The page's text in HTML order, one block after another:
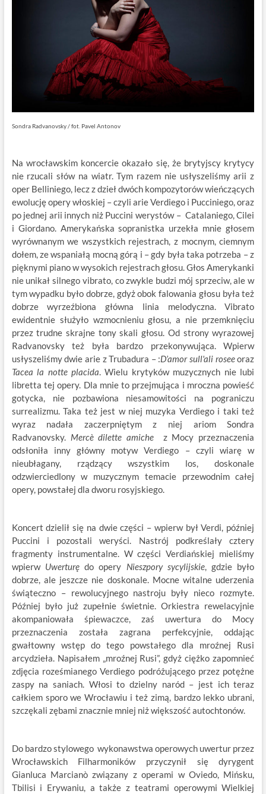
Sondra Radvanovsky / fot. Pavel Antonov
Na wrocławskim koncercie okazało się, że brytyjscy krytycy
nie rzucali słów na wiatr. Tym razem nie usłyszeliśmy arii z
oper Belliniego, lecz z dzieł dwóch kompozytorów wieńczących
ewolucję opery włoskiej – czyli arie Verdiego i Pucciniego, oraz
po jednej arii innych niż Puccini werystów – Catalaniego, Cilei
i Giordano. Amerykańska sopranistka urzekła mnie głosem
wyrównanym we wszystkich rejestrach, z mocnym, ciemnym
dołem, ze wspaniałą mocną górą i – gdy była taka potrzeba – z
pięknymi piano w wysokich rejestrach głosu. Głos Amerykanki
nie unikał silnego vibrato, co zwykle budzi mój sprzeciw, ale w
tym wypadku było dobrze, gdyż obok falowania głosu była też
dobrze wyrzeźbiona główna linia melodyczna. Vibrato
ewidentnie służyło wzmocnieniu głosu, a nie przemknięciu
przez trudne skrajne tony skali głosu. Od strony wyrazowej
Radvanovsky też była bardzo przekonywująca. Wpierw
usłyszeliśmy dwie arie z Trubadura – :D’amor sull'ali roseeoraz
Tacea la notte placida. Wielu krytyków muzycznych nie lubi
libretta tej opery. Dla mnie to przejmująca i mroczna powieść
gotycka, nie pozbawiona niesamowitości na pograniczu
surrealizmu. Taka też jest w niej muzyka Verdiego i taki też
wyraz nadała zaczerpniętym z niej ariom Sondra
Radvanovsky. Mercè dilette amiche z Mocy przeznaczenia
odsłoniła inny główny motyw Verdiego – czyli wiarę w
nieubłagany, rządzący wszystkim los, doskonale
odzwierciedlony w muzycznym temacie przewodnim całej
opery, powstałej dla dworu rosyjskiego.
Koncert dzielił się na dwie części – wpierw był Verdi, później
Puccini i pozostali weryści. Nastrój podkreślały cztery
fragmenty instrumentalne. W części Verdiańskiej mieliśmy
wpierw Uwerturędo opery Nieszpory sycylijskie, gdzie było
dobrze, ale jeszcze nie doskonale. Mocne witalne uderzenia
świąteczno – rewolucyjnego nastroju były nieco rozmyte.
Później było już zupełnie świetnie. Orkiestra rewelacyjnie
akompaniowała śpiewaczce, zaś uwertura do Mocy
przeznaczenia została zagrana perfekcyjnie, oddając
gwałtowny wstęp do tego powstałego dla mroźnej Rusi
arcydzieła. Napisałem „mroźnej Rusi”, gdyż ciężko zapomnieć
zdjęcia roześmianego Verdiego podróżującego przez potężne
zaspy na saniach. Włosi to dzielny naród – jest ich teraz
całkiem sporo we Wrocławiu i też zimą, bardzo lekko ubrani,
szczękali zębami znacznie mniej niż większość autochtonów.
Do bardzo stylowego wykonawstwa operowych uwertur przez
Wrocławskich Filharmoników przyczynił się dyrygent
Gianluca Marcianò związany z operami w Oviedo, Mińsku,
Tbilisi i Erywaniu, a także z teatrami operowymi Wielkiej